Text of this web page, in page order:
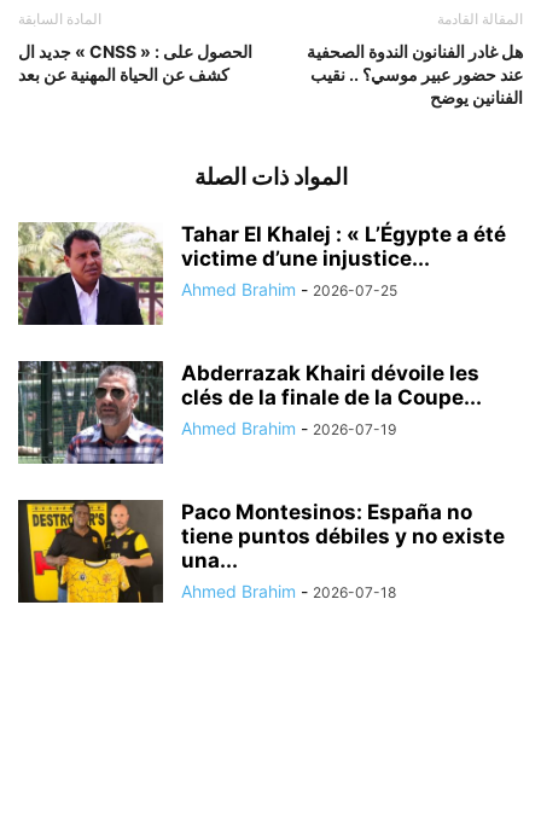
المادة السابقة
جديد ال « CNSS » : الحصول على
كشف عن الحياة المهنية عن بعد
المقالة القادمة
هل غادر الفنانون الندوة الصحفية
عند حضور عبير موسي؟ .. نقيب
الفنانين يوضح
المواد ذات الصلة
Tahar El Khalej : « L’Égypte a été
victime d’une injustice...
Ahmed Brahim - 2026-07-25
Abderrazak Khairi dévoile les
clés de la finale de la Coupe...
Ahmed Brahim - 2026-07-19
Paco Montesinos: España no
tiene puntos débiles y no existe
una...
Ahmed Brahim - 2026-07-18